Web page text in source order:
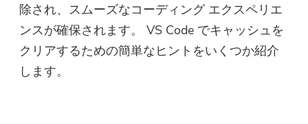
除され、スムーズなコーディング エクスペリエ
ンスが確保されます。 VS Code でキャッシュを
クリアするための簡単なヒントをいくつか紹介
します。